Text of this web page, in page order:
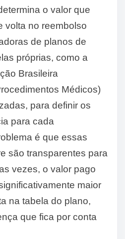
o valor que
volta no reembolso
de planos de
próprias, como a
Brasileira
Médicos)
para definir os
para cada
é que essas
são transparentes para
vezes, o valor pago
maior
na tabela do plano,
que fica por conta